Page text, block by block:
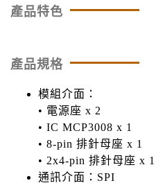
產品特色
產品規格
模組介面：
• 電源座 x 2
• IC MCP3008 x 1
• 8-pin 排針母座 x 1
• 2x4-pin 排針母座 x 1
通訊介面：SPI